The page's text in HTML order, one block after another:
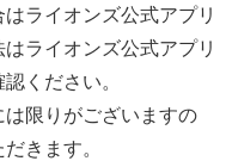
ライオンズ公式アプリ
ライオンズ公式アプリ
ください。
限りがございますの
きます。